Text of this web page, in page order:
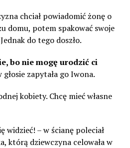
chciał powiadomić żonę o
domu, potem spakować swoje
do tego doszło.
bo nie mogę urodzić ci
zapytała go Iwona.
kobiety. Chcę mieć własne
widzieć! – w ścianę poleciał
którą dziewczyna celowała w